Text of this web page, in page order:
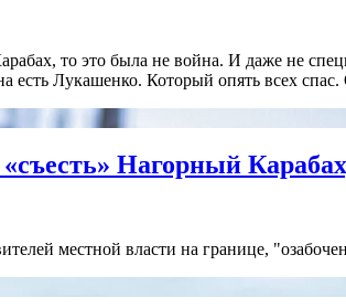
то это была не война. И даже не
Лукашенко. Который опять всех
Нагорный
местной власти на границе,